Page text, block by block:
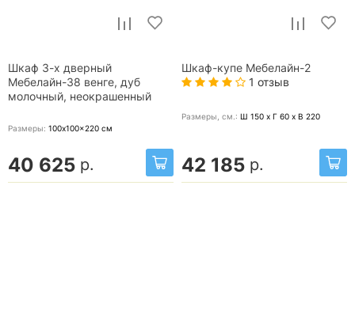
Шкаф 3-х дверный
Мебелайн-38 венге, дуб
молочный, неокрашенный
Размеры: 100x100x220 см
40 625 р.
Шкаф-купе Мебелайн-2
1 отзыв
Размеры, cм.: Ш 150 x Г 60 x В 220
42 185 р.